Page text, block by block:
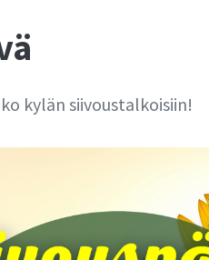
kylän siivoustalkoisiin!